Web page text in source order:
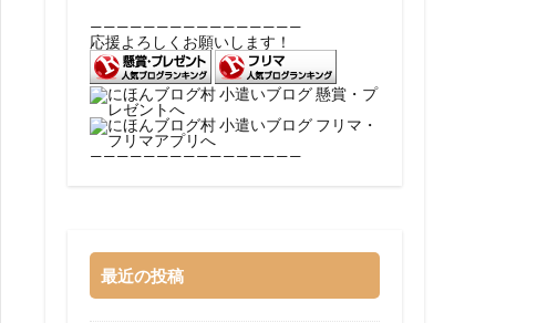
————————————————
応援よろしくお願いします！
————————————————
最近の投稿